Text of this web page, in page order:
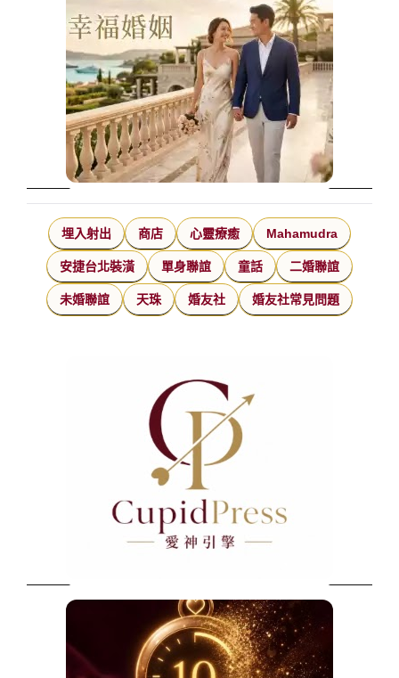
埋入射出 商店 心靈療癒 Mahamudra
安捷台北裝潢 單身聯誼 童話 二婚聯誼
未婚聯誼 天珠 婚友社 婚友社常見問題